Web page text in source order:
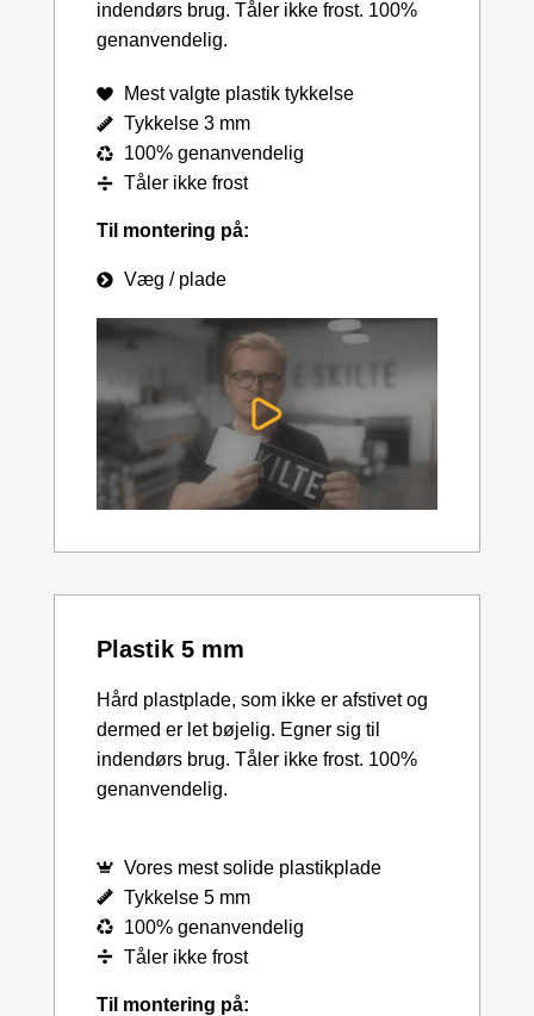
indendørs brug. Tåler ikke frost. 100%
genanvendelig.
Mest valgte plastik tykkelse
Tykkelse 3 mm
100% genanvendelig
Tåler ikke frost
Til montering på:
Væg / plade
Plastik 5 mm
Hård plastplade, som ikke er afstivet og
dermed er let bøjelig. Egner sig til
indendørs brug. Tåler ikke frost. 100%
genanvendelig.
Vores mest solide plastikplade
Tykkelse 5 mm
100% genanvendelig
Tåler ikke frost
Til montering på: